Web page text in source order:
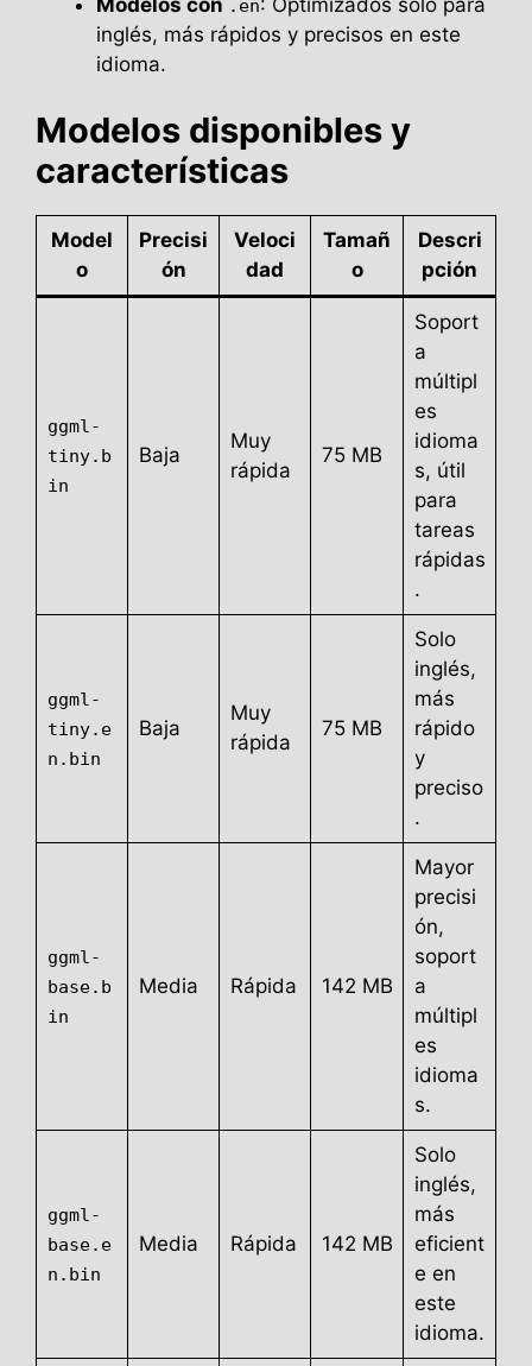
Modelos con .en: Optimizados solo para
inglés, más rápidos y precisos en este
idioma.
Modelos disponibles y
características
Model
o
Precisi
ón
Veloci
dad
Tamañ
o
Descri
pción
ggml-
tiny.b
in
Baja
Muy
rápida
75 MB
Soport
a
múltipl
es
idioma
s, útil
para
tareas
rápidas
.
ggml-
tiny.e
n.bin
Baja
Muy
rápida
75 MB
Solo
inglés,
más
rápido
y
preciso
.
ggml-
base.b
in
Media Rápida 142 MB
Mayor
precisi
ón,
soport
a
múltipl
es
idioma
s.
ggml-
base.e
n.bin
Media Rápida 142 MB
Solo
inglés,
más
eficient
e en
este
idioma.